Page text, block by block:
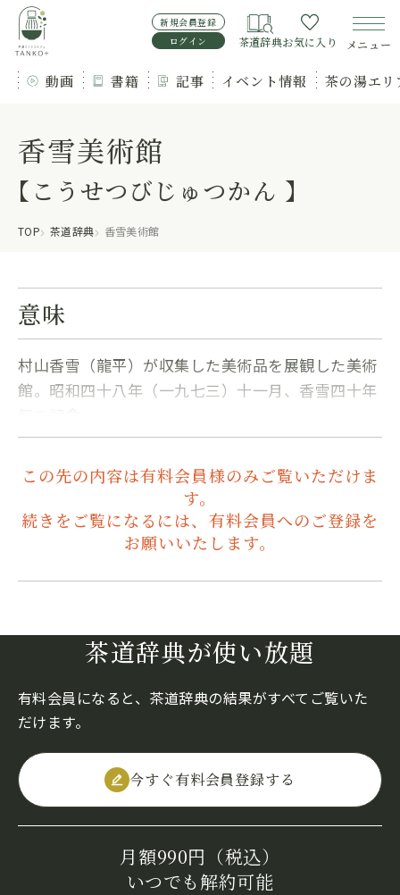
新規会員登録
ログイン
茶道辞典お気に入り メニュー
動画 書籍 記事 イベント情報 茶の湯エ
香雪美術館
【こうせつびじゅつかん 】
TOP 茶道辞典 香雪美術館
意味
村山香雪（龍平）が収集した美術品を展観した美術
館。昭和四十八年（一九七三）十一月、香雪四十年
この先の内容は有料会員様のみご覧いただけま
す。
続きをご覧になるには、有料会員へのご登録を
お願いいたします。
茶道辞典が使い放題
有料会員になると、茶道辞典の結果がすべてご覧いた
だけます。
今すぐ有料会員登録する
月額990円（税込）
いつでも解約可能